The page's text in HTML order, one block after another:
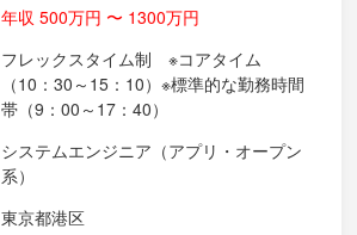
年収 500万円 〜 1300万円
フレックスタイム制 ※コアタイム
（10：30～15：10）※標準的な勤務時間
帯（9：00～17：40）
システムエンジニア（アプリ・オープン
系）
東京都港区